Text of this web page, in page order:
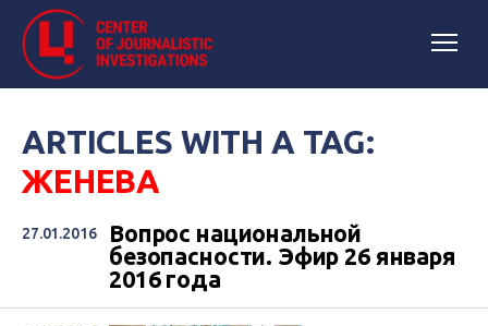
ARTICLES WITH A TAG:
ЖЕНЕВА
27.01.2016
Вопрос национальной
безопасности. Эфир 26 января
2016 года